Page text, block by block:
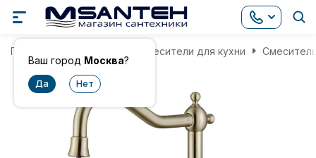
Ваш город Москва?
Главная Смесители для кухни